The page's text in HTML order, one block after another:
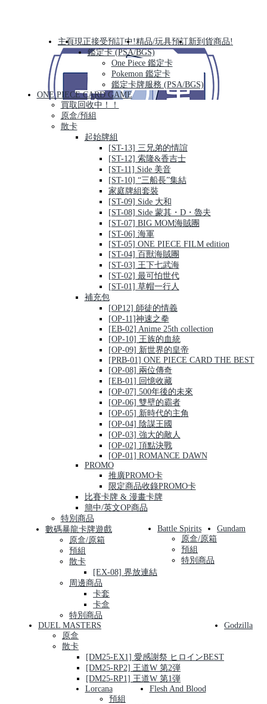
主頁現正接受預訂中!精品/玩具預訂新到貨商品!
鑑定卡 (PSA/BGS)
One Piece 鑑定卡
Pokemon 鑑定卡
鑑定卡牌服務 (PSA/BGS)
ONE PIECE CARD GAME
買取回收中！！
原盒/預組
散卡
起始牌組
[ST-13] 三兄弟的情誼
[ST-12] 索隆&香吉士
[ST-11] Side 美音
[ST-10] “三船長”集結
家庭牌組套裝
[ST-09] Side 大和
[ST-08] Side 蒙其・D・魯夫
[ST-07] BIG MOM海賊團
[ST-06] 海軍
[ST-05] ONE PIECE FILM edition
[ST-04] 百獸海賊團
[ST-03] 王下七武海
[ST-02] 最可怕世代
[ST-01] 草帽一行人
補充包
[OP12] 師徒的情義
[OP-11]神速之拳
[EB-02] Anime 25th collection
[OP-10] 王族的血統
[OP-09] 新世界的皇帝
[PRB-01] ONE PIECE CARD THE BEST
[OP-08] 兩位傳奇
[EB-01] 回憶收藏
[OP-07] 500年後的未來
[OP-06] 雙壁的霸者
[OP-05] 新時代的主角
[OP-04] 陰謀王國
[OP-03] 強大的敵人
[OP-02] 頂點決戰
[OP-01] ROMANCE DAWN
PROMO
推廣PROMO卡
限定商品收錄PROMO卡
比賽卡牌 & 漫畫卡牌
簡中/英文OP商品
特別商品
數碼暴龍卡牌遊戲
原盒/原箱
預組
散卡
[EX-08] 界放連結
周邊商品
卡套
卡盒
特別商品
Battle Spirits
原盒/原箱
預組
特別商品
Gundam
DUEL MASTERS
原盒
散卡
[DM25-EX1] 愛感謝祭 ヒロインBEST
[DM25-RP2] 王道W 第2弾
[DM25-RP1] 王道W 第1弾
Godzilla
Lorcana
預組
Flesh And Blood